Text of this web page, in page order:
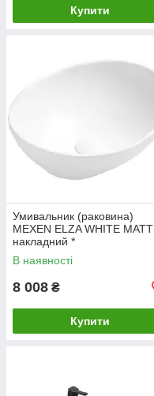
Купити
Умивальник (раковина)
MEXEN ELZA WHITE MATT
накладний *
В наявності
8 008 ₴
Купити